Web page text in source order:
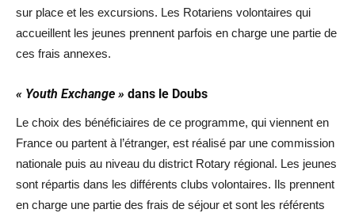
sur place et les excursions. Les Rotariens volontaires qui
accueillent les jeunes prennent parfois en charge une partie de
ces frais annexes.
« Youth Exchange » dans le Doubs
Le choix des bénéficiaires de ce programme, qui viennent en
France ou partent à l’étranger, est réalisé par une commission
nationale puis au niveau du district Rotary régional. Les jeunes
sont répartis dans les différents clubs volontaires. Ils prennent
en charge une partie des frais de séjour et sont les référents